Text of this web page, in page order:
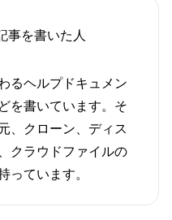
事を書いた人
るヘルプドキュメン
を書いています。そ
、クローン、ディス
クラウドファイルの
っています。